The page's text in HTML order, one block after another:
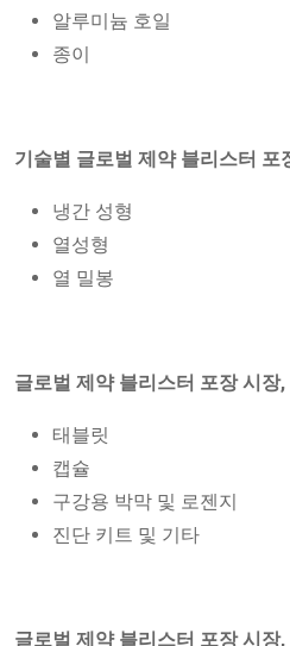
알루미늄 호일
종이
기술별 글로벌 제약 블리스터 포
냉간 성형
열성형
열 밀봉
글로벌 제약 블리스터 포장 시장
태블릿
캡슐
구강용 박막 및 로젠지
진단 키트 및 기타
글로벌 제약 블리스터 포장 시장,